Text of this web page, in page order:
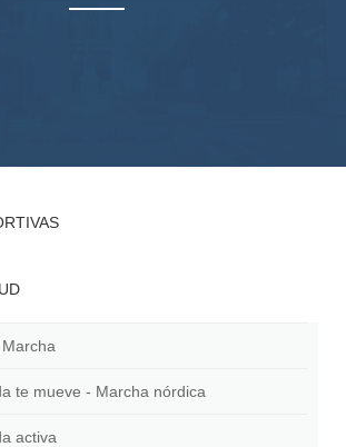
te mueve - Marcha nórdica
activa